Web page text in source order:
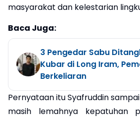
masyarakat dan kelestarian
Baca Juga:
3 Pengedar Sabu
Kubar di Long Iram,
Berkeliaran
Pernyataan itu Syafruddin
masih lemahnya kepatuhan